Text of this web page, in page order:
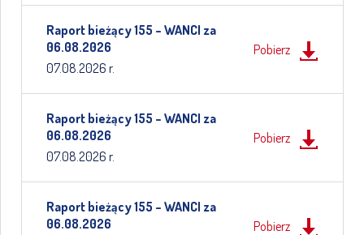
Raport bieżący 155 – WANCI za
06.08.2026
07.08.2026 r.
Pobierz
Raport bieżący 155 – WANCI za
06.08.2026
07.08.2026 r.
Pobierz
Raport bieżący 155 – WANCI za
06.08.2026
Pobierz